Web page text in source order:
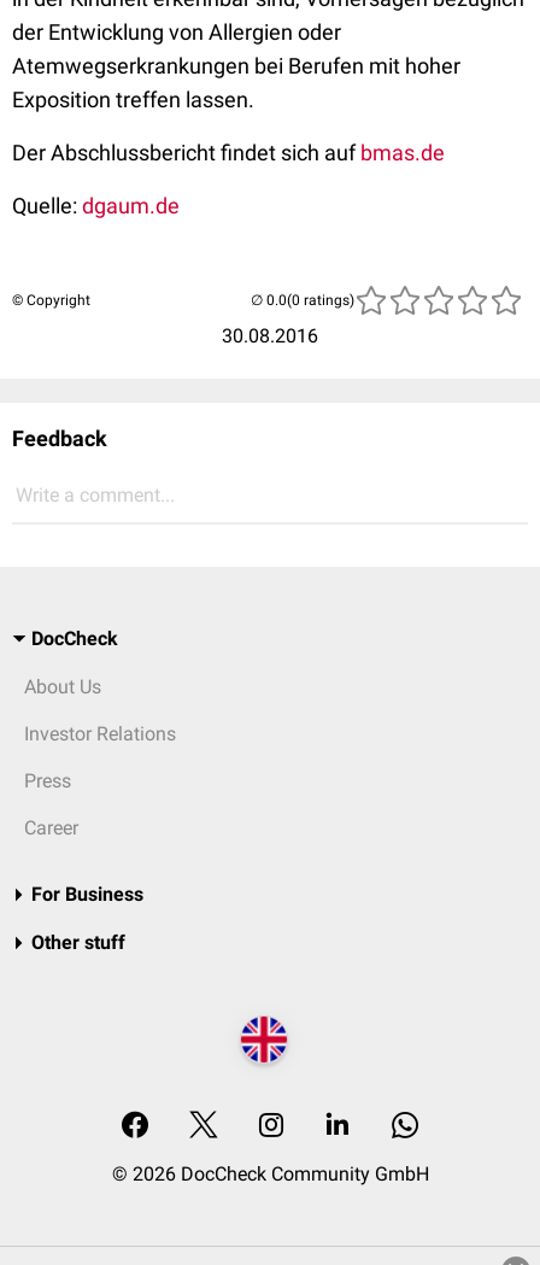
der Entwicklung von Allergien oder
Atemwegserkrankungen bei Berufen mit hoher
Exposition treffen lassen.
Der Abschlussbericht findet sich aufbmas.de
Quelle:dgaum.de
© Copyright
30.08.2016
(0 ratings)
Feedback
Write a comment...
DocCheck
About Us
Investor Relations
Press
Career
For Business
Other stuff
© 2026 DocCheck Community GmbH